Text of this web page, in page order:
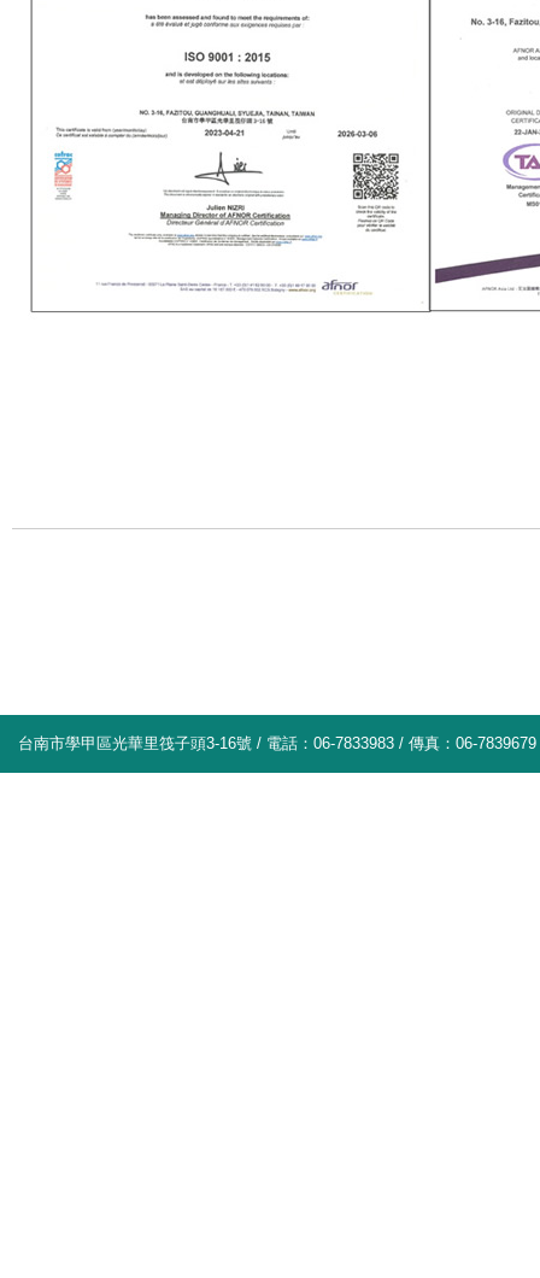
台南市學甲區光華里筏子頭3-16號 / 電話：06-7833983 / 傳真：06-7839679